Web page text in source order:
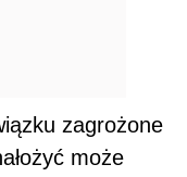
zagrożone
może